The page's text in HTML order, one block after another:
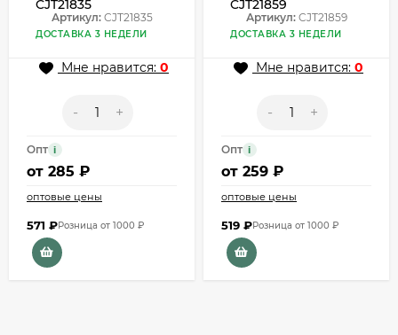
CJT21835
Артикул:CJT21835
ДОСТАВКА 3 НЕДЕЛИ
Мне нравится: 0
- +
Опт i
от 285 ₽
оптовые цены
571 ₽Розница от 1000 ₽
CJT21859
Артикул:CJT21859
ДОСТАВКА 3 НЕДЕЛИ
Мне нравится: 0
- +
Опт i
от 259 ₽
оптовые цены
519 ₽Розница от 1000 ₽